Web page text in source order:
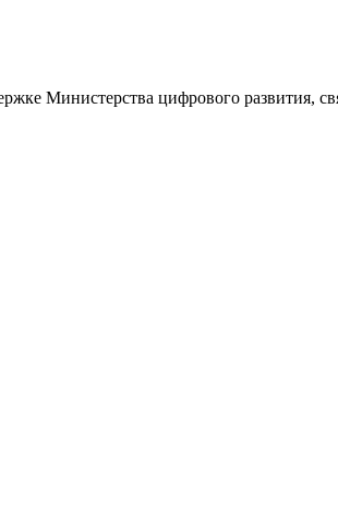
Министерства цифрового развития,